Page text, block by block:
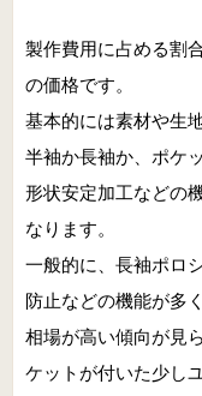
製作費用に占める割
の価格です。
基本的には素材や生
半袖か長袖か、ポケ
形状安定加工などの
なります。
一般的に、長袖ポロ
防止などの機能が多
相場が高い傾向が見
ケットが付いた少し